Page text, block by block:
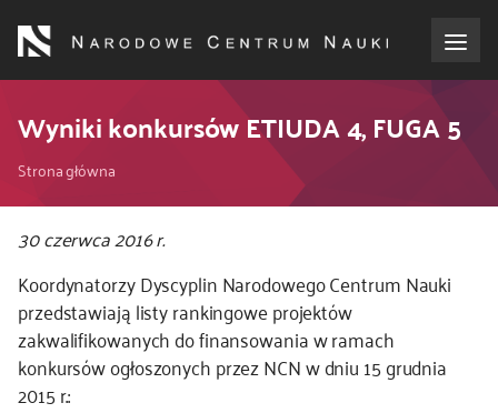
treści
dla wnioskodawców
dla realizujących projekty
dla ekspertów
efekty NCN
Wyniki konkursów ETIUDA 4, FUGA 5
Ścieżka
nawigacyjna
Strona główna
30 czerwca 2016 r.
Koordynatorzy Dyscyplin Narodowego Centrum Nauki
przedstawiają listy rankingowe projektów
zakwalifikowanych do finansowania w ramach
konkursów ogłoszonych przez NCN w dniu 15 grudnia
2015 r.: